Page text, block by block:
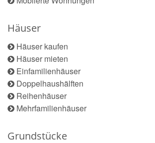
Häuser
Häuser kaufen
Häuser mieten
Einfamilienhäuser
Doppelhaushälften
Reihenhäuser
Mehrfamilienhäuser
Grundstücke